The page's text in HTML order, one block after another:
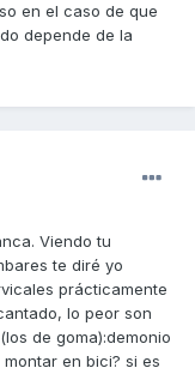
en el caso de que
depende de la
Viendo tu
te diré yo
prácticamente
lo peor son
de goma):demonio
montar en bici? si es